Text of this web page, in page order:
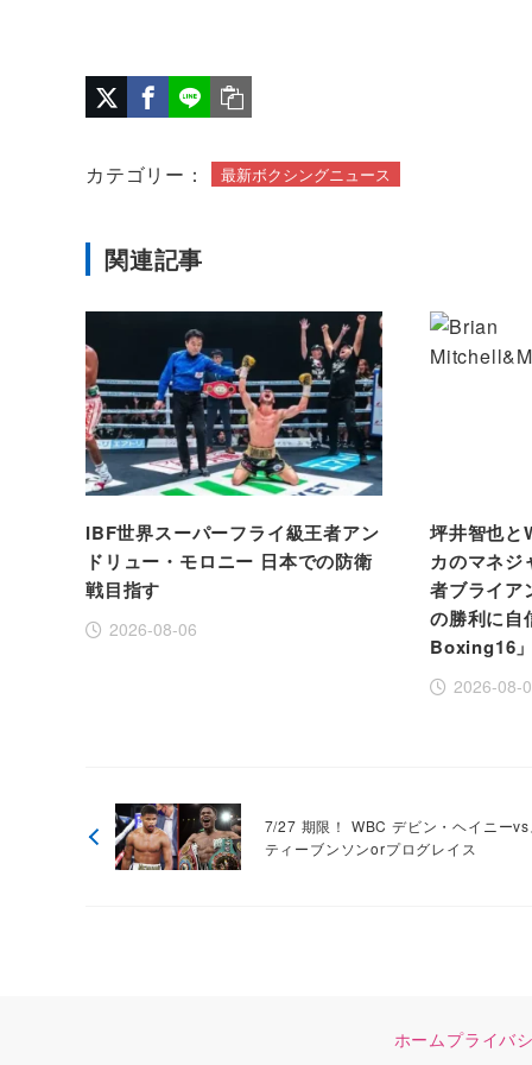
カテゴリー： 最新ボクシングニュース
関連記事
IBF世界スーパーフライ級王者アン
ドリュー・モロニー 日本での防衛
戦目指す
2026-08-06
坪井智也と
カのマネジ
者ブライア
の勝利に
Boxing16
2026-08-
7/27 期限！ WBC デビン・ヘイニー
ティーブンソンorプログレイス
ホーム プライバ